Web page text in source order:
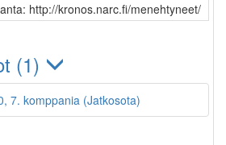
http://kronos.narc.fi/menehtyneet/
(1)
7. komppania (Jatkosota)